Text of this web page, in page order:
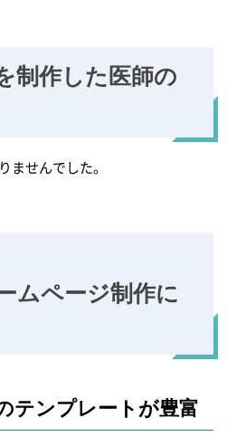
制作した 医師の
ませんでした。
ムページ制作に
テンプレートが豊富